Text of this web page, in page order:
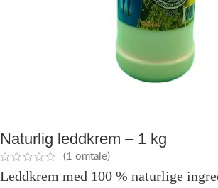
Naturlig leddkrem – 1 kg
(1 omtale)
Leddkrem med 100 % naturlige